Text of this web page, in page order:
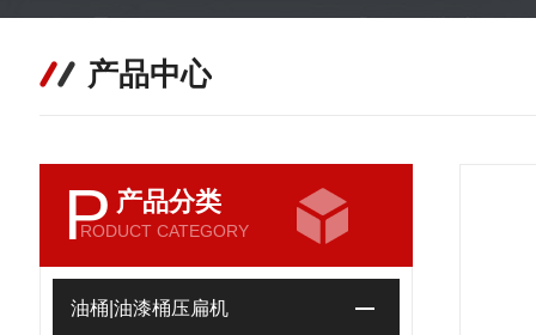
产品中心
P 产品分类
RODUCT CATEGORY
油桶|油漆桶压扁机